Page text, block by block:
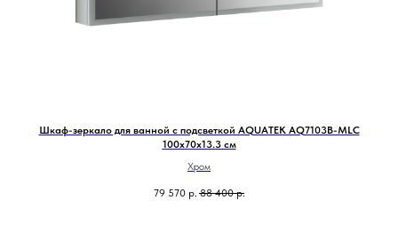
Шкаф-зеркало для ванной с подсветкой AQUATEK AQ7103B-MLC
100х70х13.3 см
Хром
79 570 р. 88 400 р.